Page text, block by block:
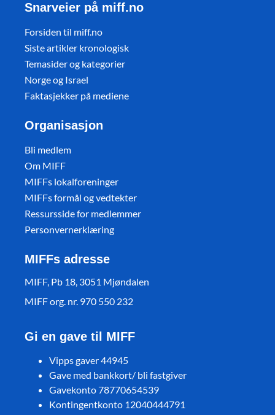
Snarveier på miff.no
Forsiden til miff.no
Siste artikler kronologisk
Temasider og kategorier
Norge og Israel
Faktasjekker på mediene
Organisasjon
Bli medlem
Om MIFF
MIFFs lokalforeninger
MIFFs formål og vedtekter
Ressursside for medlemmer
Personvernerklæring
MIFFs adresse
MIFF, Pb 18, 3051 Mjøndalen
MIFF org. nr. 970 550 232
Gi en gave til MIFF
Vipps gaver 44945
Gave med bankkort/ bli fastgiver
Gavekonto 78770654539
Kontingentkonto 12040444791